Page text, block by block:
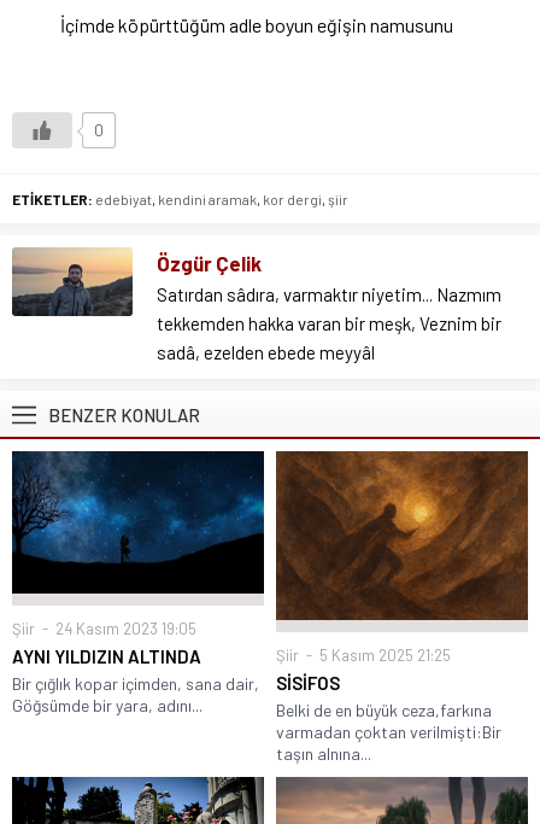
İçimde köpürttüğüm adle boyun eğişin namusunu
0
ETİKETLER: edebiyat, kendini aramak, kor dergi, şiir
Özgür Çelik
Satırdan sâdıra, varmaktır niyetim... Nazmım
tekkemden hakka varan bir meşk, Veznim bir
sadâ, ezelden ebede meyyâl
BENZER KONULAR
Şiir 24 Kasım 2023 19:05
AYNI YILDIZIN ALTINDA
Bir çığlık kopar içimden, sana dair,
Göğsümde bir yara, adını...
Şiir 5 Kasım 2025 21:25
SİSİFOS
Belki de en büyük ceza,farkına
varmadan çoktan verilmişti:Bir
taşın alnına...